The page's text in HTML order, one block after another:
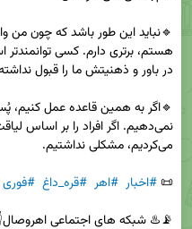
📜 #اخبار #اهر #قره_داغ #فوری